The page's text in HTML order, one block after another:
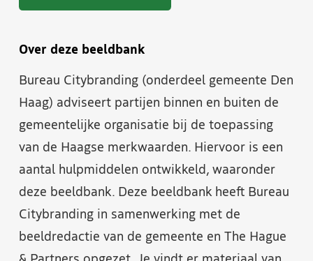
Over deze beeldbank
Bureau Citybranding (onderdeel gemeente Den
Haag) adviseert partijen binnen en buiten de
gemeentelijke organisatie bij de toepassing
van de Haagse merkwaarden. Hiervoor is een
aantal hulpmiddelen ontwikkeld, waaronder
deze beeldbank. Deze beeldbank heeft Bureau
Citybranding in samenwerking met de
beeldredactie van de gemeente en The Hague